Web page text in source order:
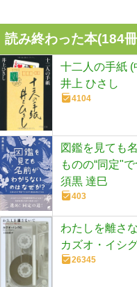
読み終わった本(184
十二人の手紙 (
井上 ひさし
4104
図鑑を見ても
ものの“同定"
須黒 達巳
403
わたしを離さ
カズオ・イシ
26345